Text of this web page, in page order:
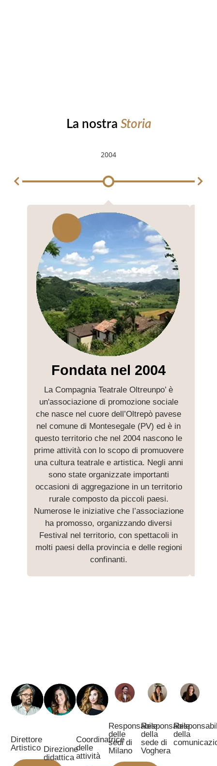
La nostra Storia
2004
Fondata nel 2004
La Compagnia Teatrale Oltreunpo’ è
un'associazione di promozione sociale
che nasce nel cuore dell’Oltrepò pavese
nel comune di Montesegale (PV) ed è in
questo territorio che nel 2004 nascono le
prime attività con lo scopo di promuovere
una cultura teatrale e artistica. Negli anni
sono state organizzate importanti
occasioni di aggregazione in un territorio
rurale composto da piccoli paesi.
Numerose le iniziative che l’associazione
ha promosso, organizzando diversi
Festival nel territorio, con spettacoli in
molti paesi della provincia e delle regioni
confinanti.
Direttore
Artistico Direzione
didattica
Coordinatrice
delle
attività
Responsabile
delle
sedi di
Milano
Responsabile
della
sede di
Voghera
della